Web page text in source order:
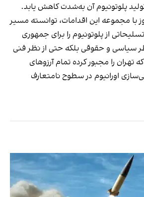
پلوتونیوم آن به‌شدت کاهش یابد.
با مجموعه این اقدامات، توانسته مسیر
از پلوتونیوم را برای جمهوری
سیاسی و حقوقی بلکه حتی از نظر فنی
تهران را مجبور کرده تمام آرزو‌های
اورانیوم در سطوح نامتعارف